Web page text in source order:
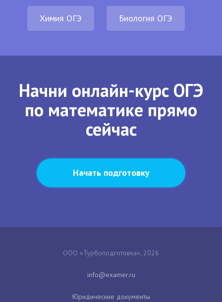
Химия ОГЭ Биология ОГЭ
Начни онлайн-курс ОГЭ
по математике прямо
сейчас
Начать подготовку
ООО «Турбоподготовка», 2026
Юридические документы